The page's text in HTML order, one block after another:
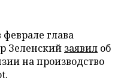
глава
Зеленский заявил об
на производство